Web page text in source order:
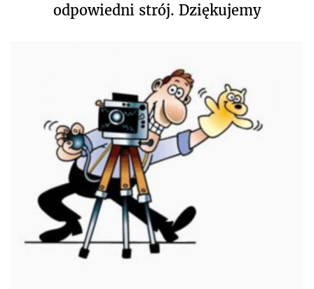
odpowiedni strój. Dziękujemy